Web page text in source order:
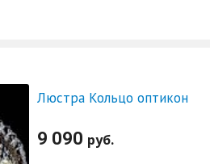
Люстра Кольцо оптикон
9 090 руб.